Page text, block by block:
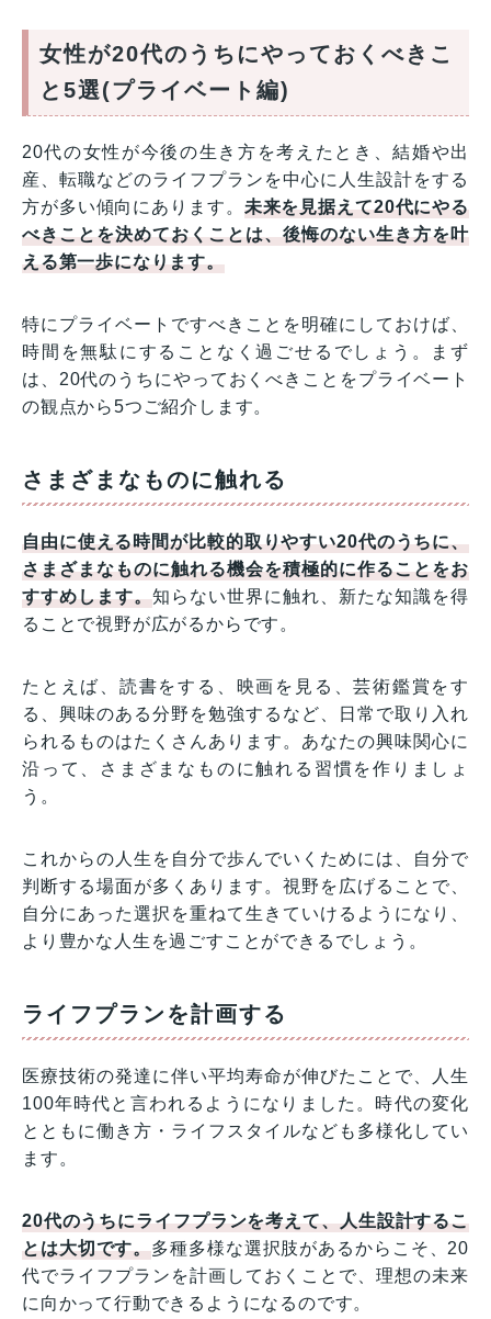
女性が20代のうちにやっておくべきこ
と5選(プライベート編)
20代の女性が今後の生き方を考えたとき、結婚や出
産、転職などのライフプランを中心に人生設計をする
方が多い傾向にあります。 未来を見据えて20代にやる
べきことを決めておくことは、後悔のない生き方を叶
える第一歩になります。
特にプライベートですべきことを明確にしておけば、
時間を無駄にすることなく過ごせるでしょう。まず
は、20代のうちにやっておくべきことをプライベート
の観点から5つご紹介します。
さまざまなものに触れる
自由に使える時間が比較的取りやすい20代のうちに、
さまざまなものに触れる機会を積極的に作ることをお
すすめします。知らない世界に触れ、新たな知識を得
ることで視野が広がるからです。
たとえば、読書をする、映画を見る、芸術鑑賞をす
る、興味のある分野を勉強するなど、日常で取り入れ
られるものはたくさんあります。あなたの興味関心に
沿って、さまざまなものに触れる習慣を作りましょ
う。
これからの人生を自分で歩んでいくためには、自分で
判断する場面が多くあります。視野を広げることで、
自分にあった選択を重ねて生きていけるようになり、
より豊かな人生を過ごすことができるでしょう。
ライフプランを計画する
医療技術の発達に伴い平均寿命が伸びたことで、人生
100年時代と言われるようになりました。時代の変化
とともに働き方・ライフスタイルなども多様化してい
ます。
20代のうちにライフプランを考えて、人生設計するこ
とは大切です。多種多様な選択肢があるからこそ、20
代でライフプランを計画しておくことで、理想の未来
に向かって行動できるようになるのです。